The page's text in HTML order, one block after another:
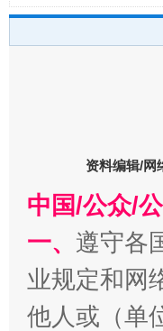
在谋一域中
资料编辑/网
中国/公众/
一、 遵守各
业规定和网
他人或（单